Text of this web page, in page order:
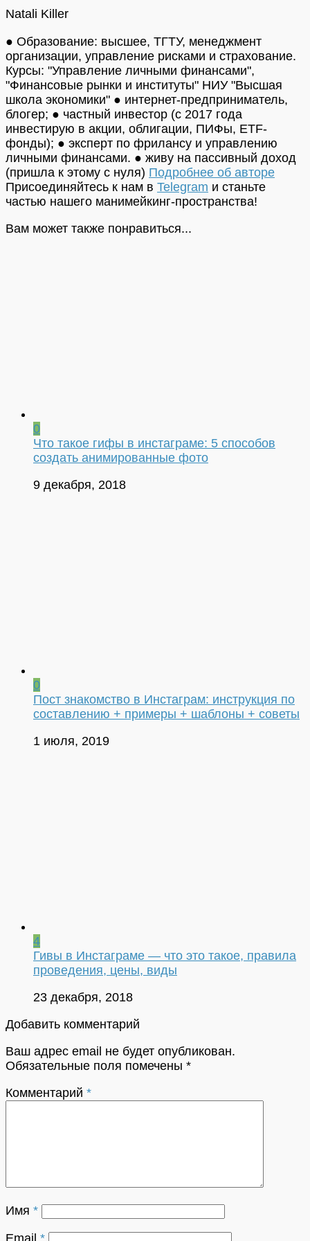
Natali Killer
● Образование: высшее, ТГТУ, менеджмент
организации, управление рисками и страхование.
Курсы: "Управление личными финансами",
"Финансовые рынки и институты" НИУ "Высшая
школа экономики" ● интернет-предприниматель,
блогер; ● частный инвестор (с 2017 года
инвестирую в акции, облигации, ПИФы, ETF-
фонды); ● эксперт по фрилансу и управлению
личными финансами. ● живу на пассивный доход
(пришла к этому с нуля) Подробнее об авторе
Присоединяйтесь к нам в Telegram и станьте
частью нашего манимейкинг-пространства!
Вам может также понравиться...
0
Что такое гифы в инстаграме: 5 способов
создать анимированные фото
9 декабря, 2018
0
Пост знакомство в Инстаграм: инструкция по
составлению + примеры + шаблоны + советы
1 июля, 2019
4
Гивы в Инстаграме — что это такое, правила
проведения, цены, виды
23 декабря, 2018
Добавить комментарий
Ваш адрес email не будет опубликован.
Обязательные поля помечены *
Комментарий *
Имя *